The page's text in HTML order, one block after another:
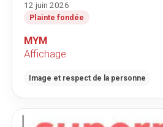
12 juin 2026
Plainte fondée
MYM
Affichage
Image et respect de la personne